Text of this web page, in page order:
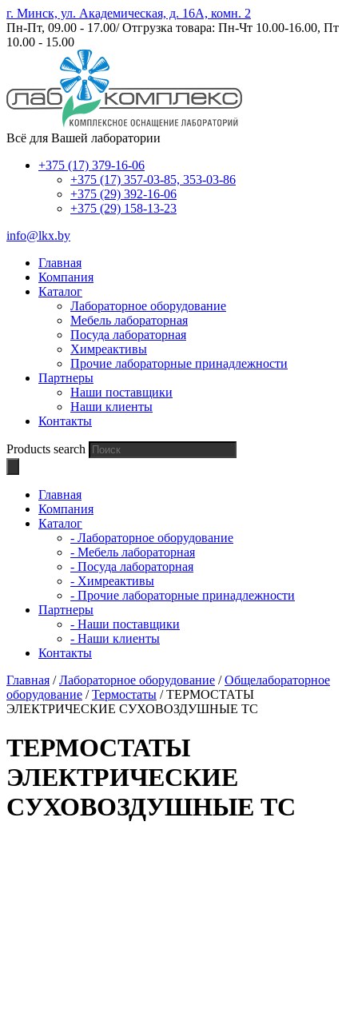
г. Минск, ул. Академическая, д. 16А, комн. 2
Пн-Пт, 09.00 - 17.00/ Отгрузка товара: Пн-Чт 10.00-16.00, Пт
10.00 - 15.00
Всё для Вашей лаборатории
+375 (17) 379-16-06
+375 (17) 357-03-85, 353-03-86
+375 (29) 392-16-06
+375 (29) 158-13-23
info@lkx.by
Главная
Компания
Каталог
Лабораторное оборудование
Мебель лабораторная
Посуда лабораторная
Химреактивы
Прочие лабораторные принадлежности
Партнеры
Наши поставщики
Наши клиенты
Контакты
Products search
Главная
Компания
Каталог
- Лабораторное оборудование
- Мебель лабораторная
- Посуда лабораторная
- Химреактивы
- Прочие лабораторные принадлежности
Партнеры
- Наши поставщики
- Наши клиенты
Контакты
Главная /Лабораторное оборудование /Общелабораторное
оборудование /Термостаты / ТЕРМОСТАТЫ
ЭЛЕКТРИЧЕСКИЕ СУХОВОЗДУШНЫЕ ТС
ТЕРМОСТАТЫ
ЭЛЕКТРИЧЕСКИЕ
СУХОВОЗДУШНЫЕ ТС